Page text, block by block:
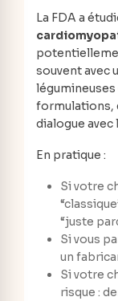
La FDA a
souvent avec
formulations,
dialogue avec
En pratique :
Si votre
“juste
Si vous
un
Si votre
risque :